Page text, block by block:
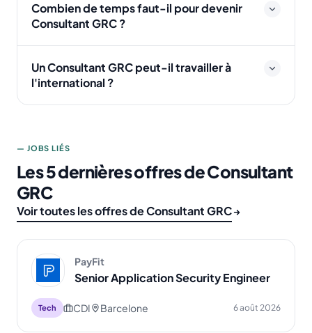
Combien de temps faut-il pour devenir
Consultant GRC ?
Un Consultant GRC peut-il travailler à
l'international ?
— JOBS LIÉS
Les 5 dernières offres de Consultant
GRC
Voir toutes les offres de Consultant GRC
PayFit
Senior Application Security Engineer
Tech CDI Barcelone 6 août 2026